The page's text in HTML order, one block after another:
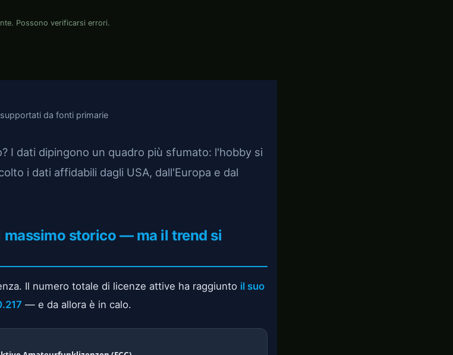
Possono verificarsi errori.
da fonti primarie
I dati dipingono un quadro più sfumato: l'hobby si
i dati affidabili dagli USA, dall'Europa e dal
massimo storico — ma il trend si
Il numero totale di licenze attive ha raggiunto il suo
— e da allora è in calo.